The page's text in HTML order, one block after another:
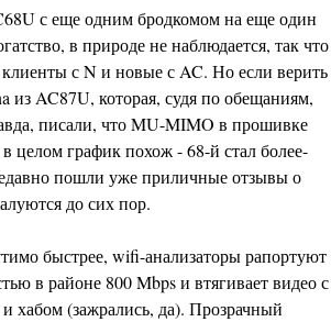
с еще одним бродкомом на еще один
в природе не наблюдается, так что
клиенты с N и новые с AC. Но если верить
из AC87U, которая, судя по обещаниям,
писали, что MU-MIMO в прошивке
целом график похож - 68-й стал более-
пошли уже приличные отзывы о
до сих пор.
быстрее, wifi-анализаторы рапортуют
в районе 800 Mbps и втягивает видео с
хабом (зажрались, да). Прозрачный